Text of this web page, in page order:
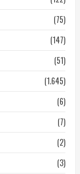
(75)
(147)
(51)
(1.645)
(6)
(7)
(2)
(3)